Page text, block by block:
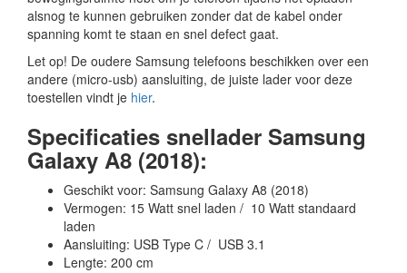
alsnog te kunnen gebruiken zonder dat de kabel onder
spanning komt te staan en snel defect gaat.
Let op! De oudere Samsung telefoons beschikken over een
andere (micro-usb) aansluiting, de juiste lader voor deze
toestellen vindt je hier.
Specificaties snellader Samsung
Galaxy A8 (2018):
Geschikt voor: Samsung Galaxy A8 (2018)
Vermogen: 15 Watt snel laden / 10 Watt standaard
laden
Aansluiting: USB Type C / USB 3.1
Lengte: 200 cm